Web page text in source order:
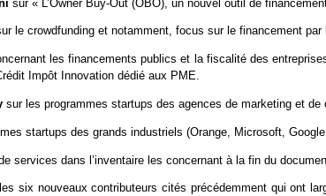
sur « L’Owner Buy-Out (OBO), un nouvel outil de
le crowdfunding et notamment, focus sur le financement
les financements publics et la fiscalité des
Impôt Innovation dédié aux PME.
sur les programmes startups des agences de marketing et de
startups des grands industriels (Orange, Microsoft,
services dans l’inventaire les concernant à la fin du
six nouveaux contributeurs cités précédemment qui ont